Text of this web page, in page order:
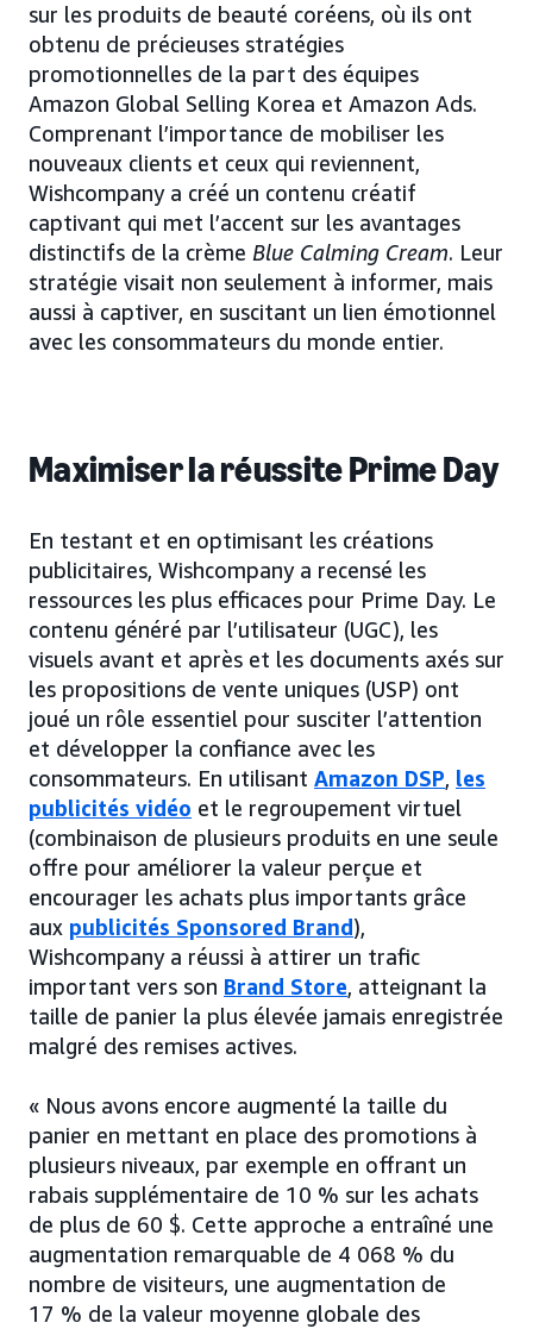
sur les produits de beauté coréens, où ils ont
obtenu de précieuses stratégies
promotionnelles de la part des équipes
Amazon Global Selling Korea et Amazon Ads.
Comprenant l’importance de mobiliser les
nouveaux clients et ceux qui reviennent,
Wishcompany a créé un contenu créatif
captivant qui met l’accent sur les avantages
distinctifs de la crème Blue Calming Cream. Leur
stratégie visait non seulement à informer, mais
aussi à captiver, en suscitant un lien émotionnel
avec les consommateurs du monde entier.
Maximiser la réussite Prime Day
En testant et en optimisant les créations
publicitaires, Wishcompany a recensé les
ressources les plus efficaces pour Prime Day. Le
contenu généré par l’utilisateur (UGC), les
visuels avant et après et les documents axés sur
les propositions de vente uniques (USP) ont
joué un rôle essentiel pour susciter l’attention
et développer la confiance avec les
consommateurs. En utilisant Amazon DSP, les
publicités vidéo et le regroupement virtuel
(combinaison de plusieurs produits en une seule
offre pour améliorer la valeur perçue et
encourager les achats plus importants grâce
aux publicités Sponsored Brand),
Wishcompany a réussi à attirer un trafic
important vers son Brand Store, atteignant la
taille de panier la plus élevée jamais enregistrée
malgré des remises actives.
« Nous avons encore augmenté la taille du
panier en mettant en place des promotions à
plusieurs niveaux, par exemple en offrant un
rabais supplémentaire de 10 % sur les achats
de plus de 60 $. Cette approche a entraîné une
augmentation remarquable de 4 068 % du
nombre de visiteurs, une augmentation de
17 % de la valeur moyenne globale des